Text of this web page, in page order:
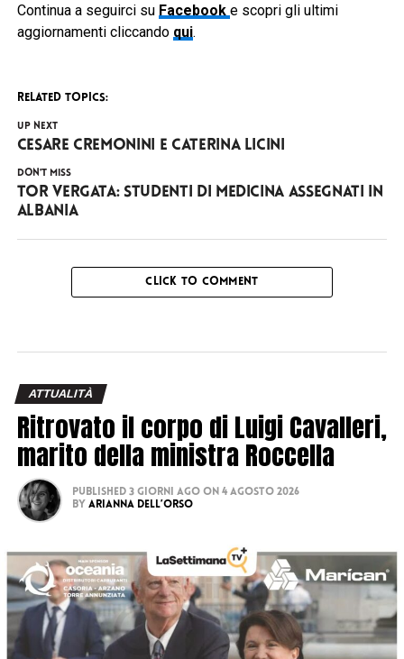
Continua a seguirci su Facebook e scopri gli ultimi
aggiornamenti cliccando qui.
RELATED TOPICS:
UP NEXT
Cesare Cremonini e Caterina Licini
DON'T MISS
Tor Vergata: studenti di medicina assegnati in
Albania
CLICK TO COMMENT
ATTUALITÀ
Ritrovato il corpo di Luigi Cavalleri,
marito della ministra Roccella
Published 3 giorni ago on 4 Agosto 2026
By Arianna Dell’Orso